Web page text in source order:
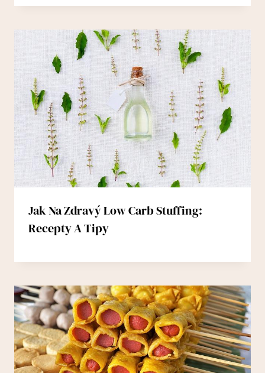
Jak Na Zdravý Low Carb Stuffing:
Recepty A Tipy